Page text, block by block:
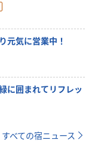
元気に営業中！
に囲まれてリフレッ
すべての宿ニュース